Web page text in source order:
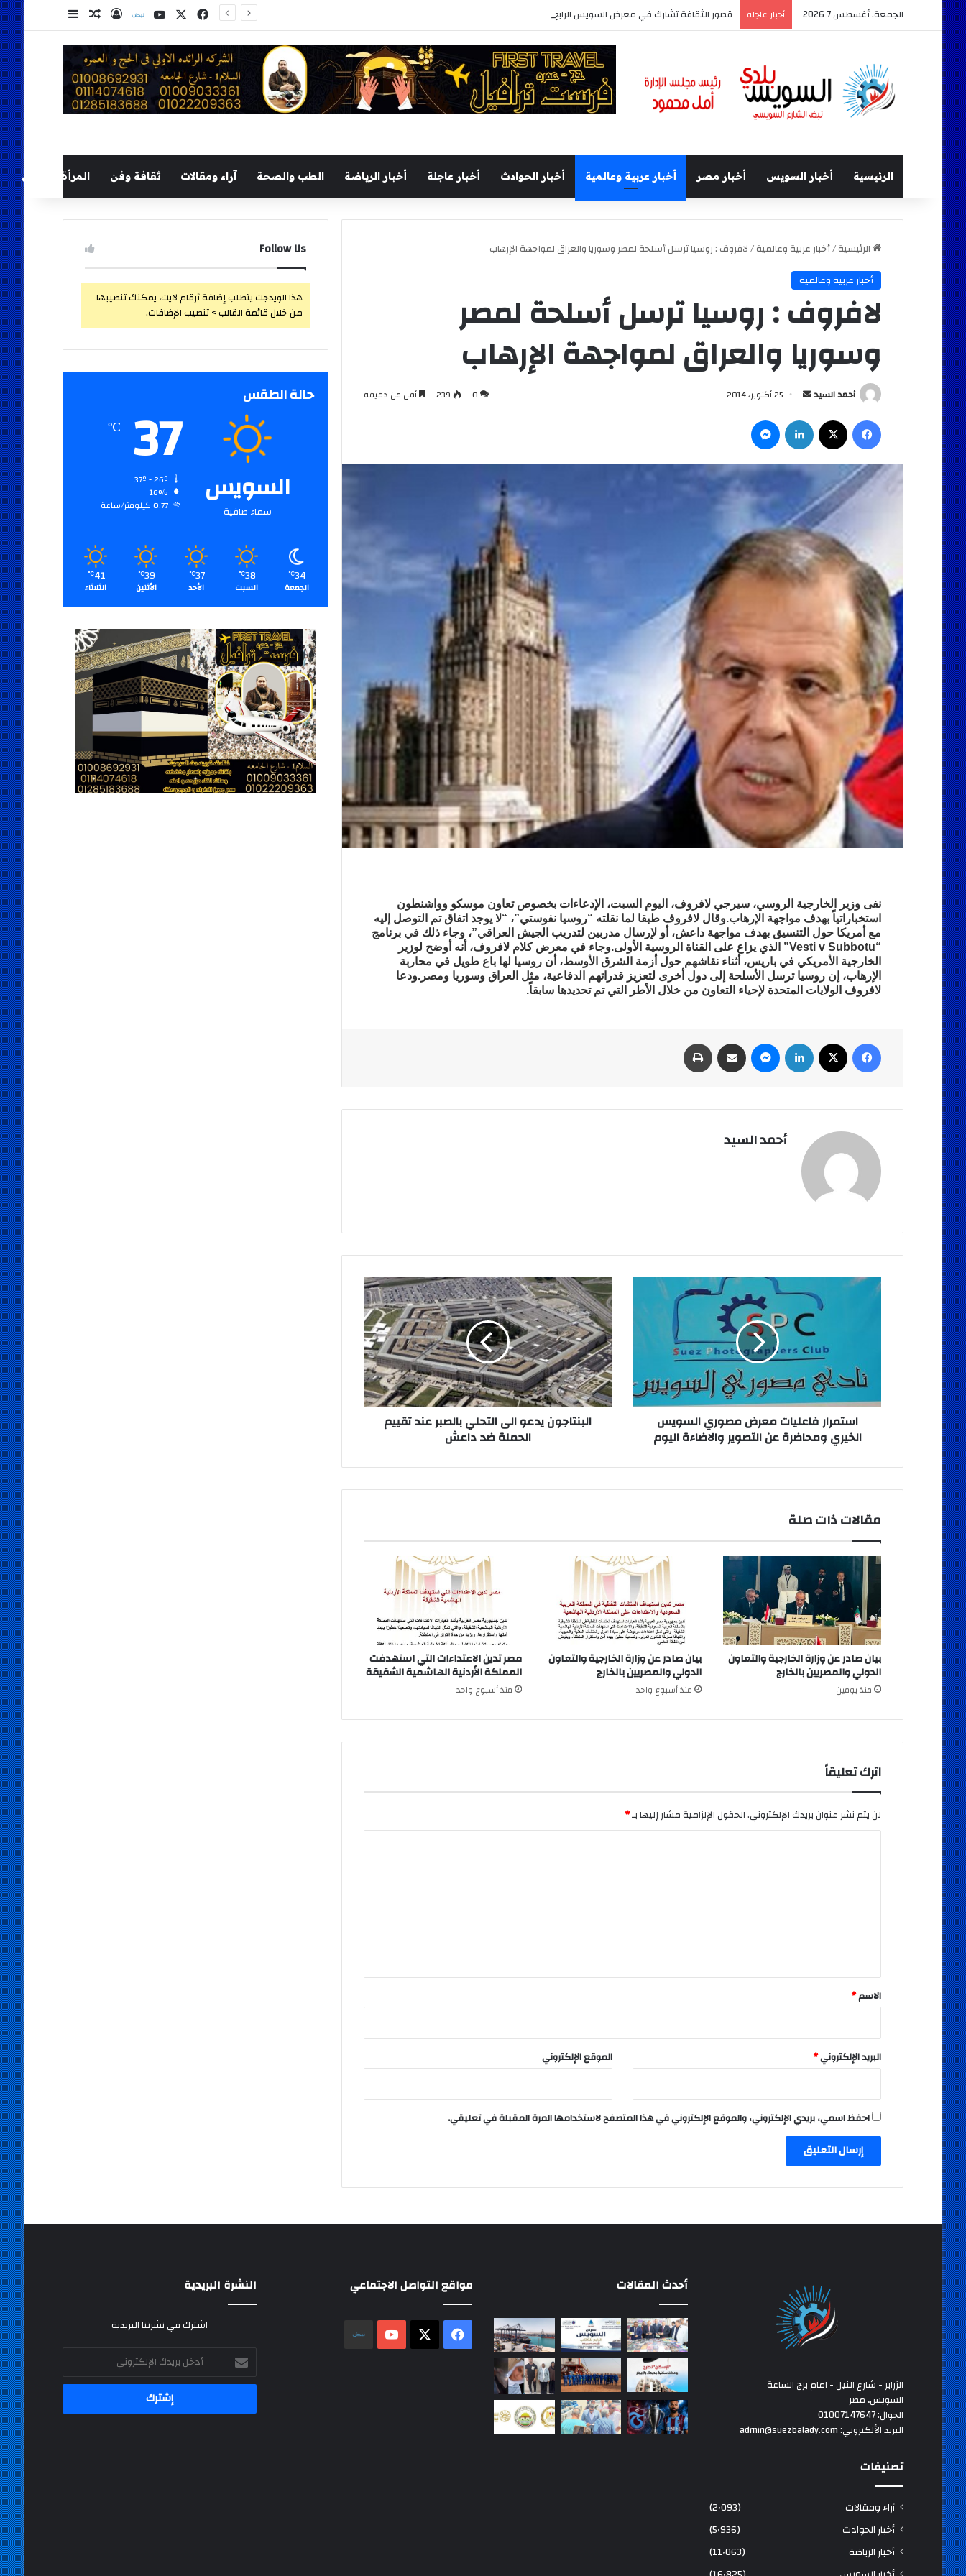
الجمعة, أغسطس 7 2026 أخبار عاجلة قصور الثقافة تشارك في معرض السويس الرابع للكتاب بأكثر من 250 عنوانا وببرنامج فني عبر المسرح المتنقل فيسبوك
‫X
‫YouTube
نلضتسجيل الدخول
مقال عشوائي
إضافة عمود
الرئيسية أخبار السويس أخبار مصر أخبار عربية وعالمية أخبار الحوادث أخبار عاجلة أخبار الرياضة الطب والصحة آراء ومقالات ثقافة وفن المرأة والطفل
الرئيسية/أخبار عربية وعالمية/لافروف : روسيا ترسل أسلحة لمصر وسوريا والعراق لمواجهة الإرهاب
أخبار عربية وعالمية
لافروف : روسيا ترسل أسلحة لمصر
وسوريا والعراق لمواجهة الإرهاب
أحمد السيد
أرسل
إلكترونيا
25 أكتوبر، 2014 0
239 أقل من دقيقة
فيسبوك لينكدإن
نفى وزير الخارجية الروسي، سيرجي لافروف، اليوم السبت، الإدعاءات بخصوص تعاون موسكو وواشنطون
استخباراتياً بهدف مواجهة الإرهاب.وقال لافروف طبقا لما نقلته “روسيا نفوستي”، “لا يوجد اتفاق تم التوصل إليه
مع أمريكا حول التنسيق بهدف مواجهة داعش، أو لإرسال مدربين لتدريب الجيش العراقي”، وجاء ذلك في برنامج
“Vesti v Subbotu” الذي يزاع على القناة الروسية الأولى.وجاء في معرض كلام لافروف، أنه أوضح لوزير
الخارجية الأمريكي في باريس، أثناء نقاشهم حول أزمة الشرق الأوسط، أن روسيا لها باع طويل في محاربة
الإرهاب، إن روسيا ترسل الأسلحة إلى دول أخرى لتعزيز قدراتهم الدفاعية، مثل العراق وسوريا ومصر.ودعا
لافروف الولايات المتحدة لإحياء التعاون من خلال الأطر التي تم تحديدها سابقاً.
فيسبوك لينكدإن ماسنجر مشاركة عبر البريد
أحمد السيد
استمرار
فاعليات
ومحاضرة
التصوير
والاضاءةاستمرار فاعليات معرض مصوري السويس
الخيري ومحاضرة عن التصوير والاضاءة اليوم
البنتاجون
يدعو
الى
التحلي
بالصبر
عند
تقييم
الحملة
ضد
داعشالبنتاجون يدعو الى التحلي بالصبر عند تقييم
الحملة ضد داعش
مقالات ذات صلة
بيان صادر عن وزارة الخارجية والتعاون
الدولي والمصريين بالخارج
منذ يومين
بيان صادر عن وزارة الخارجية والتعاون
الدولي والمصريين بالخارج
منذ أسبوع واحد
مصر تدين الاعتداءات التي استهدفت
المملكة الأردنية الهاشمية الشقيقة
منذ أسبوع واحد
اترك تعليقاً
لن يتم نشر عنوان بريدك الإلكتروني.الحقول الإلزامية مشار إليها بـ*
*
الاسم*
البريد الإلكتروني* الموقع الإلكتروني
احفظ اسمي، بريدي الإلكتروني، والموقع الإلكتروني في هذا المتصفح لاستخدامها المرة المقبلة في تعليقي.
Follow Us
هذا الويدجت يتطلب إضافة أرقام لايت، يمكنك تنصيبها
من خلال قائمة القالب > تنصيب الإضافات.
حالة الطقس
السويس
سماء صافية
37
℃
16%
0.77 كيلومتر/ساعة
34
℃
الجمعة
38
℃
السبت
37
℃
الأحد
39
℃
الأثنين
41
℃
الثلاثاء
الزراير - شارع النيل - امام برج الساعة
السويس، مصر
الجوال: 01007147647
البريد الألكتروني: admin@suezbalady.com
تصنيفات
آراء ومقالات
(2٬093)
أخبار الحوادث
(5٬936)
أخبار الرياضة
(11٬063)
أحدث المقالات مواقع التواصل الاجتماعي
فيسبوك
‫X
‫YouTube
النشرة البريدية
اشترك في نشرتنا البريدية
أدخل
بريدك
الإلكتروني